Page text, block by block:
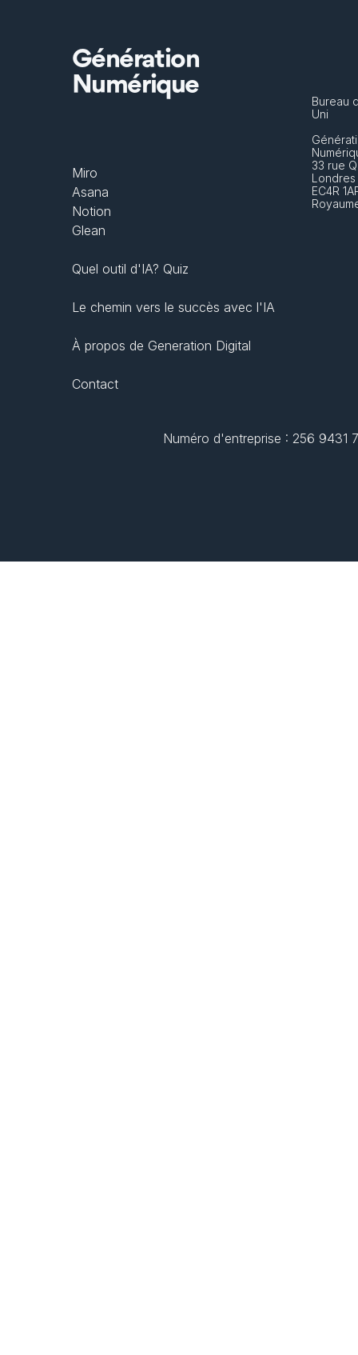
Génération
Numérique
Miro
Asana
Notion
Glean
Quel outil d'IA? Quiz
Le chemin vers le succès avec l'IA
À propos de Generation Digital
Contact
Bureau
Uni
33 rue
Londres
EC4R
Numéro d'entreprise : 256